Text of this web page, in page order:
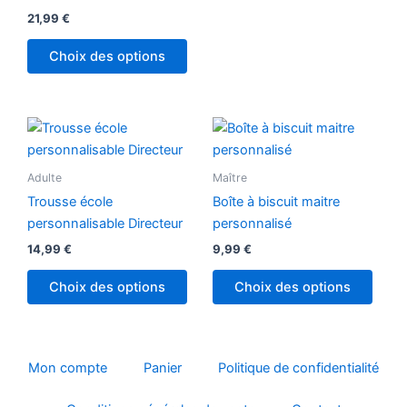
21,99 €
Choix des options
Adulte
Trousse école
personnalisable Directeur
14,99 €
Choix des options
Maître
Boîte à biscuit maitre
personnalisé
9,99 €
Choix des options
Mon compte Panier Politique de confidentialité